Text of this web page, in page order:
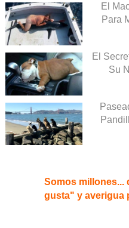
El
Para
El
Su
Somos millones...
gusta" y averigua